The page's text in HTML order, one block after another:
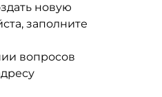
новую
заполните
вопросов